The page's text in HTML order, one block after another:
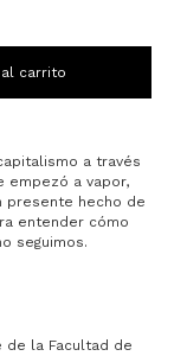
a través
empezó a vapor,
presente hecho de
entender cómo
seguimos.
de la Facultad de